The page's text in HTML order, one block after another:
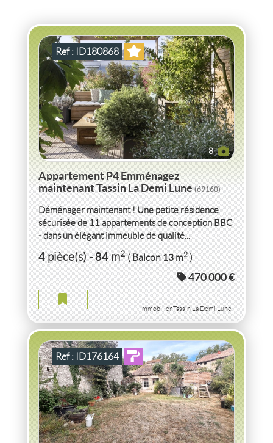
8
Ref : ID180868
Appartement P4 Emménagez
maintenant Tassin La Demi Lune(69160)
Déménager maintenant ! Une petite résidence
sécurisée de 11 appartements de conception BBC
- dans un élégant immeuble de qualité...
4pièce(s)-84m2 ( Balcon13m2)
470 000 €
Immobilier Tassin La Demi Lune
Ref : ID176164
VENTEMAISONJARDIN REMISE À RAFRAÎCHIR
BIZE MINERVOIS(11120)
MAISON JARDIN REMISE BIZE MINERVOIS
8pièce(s)-330m2 ( Terrain775m2)